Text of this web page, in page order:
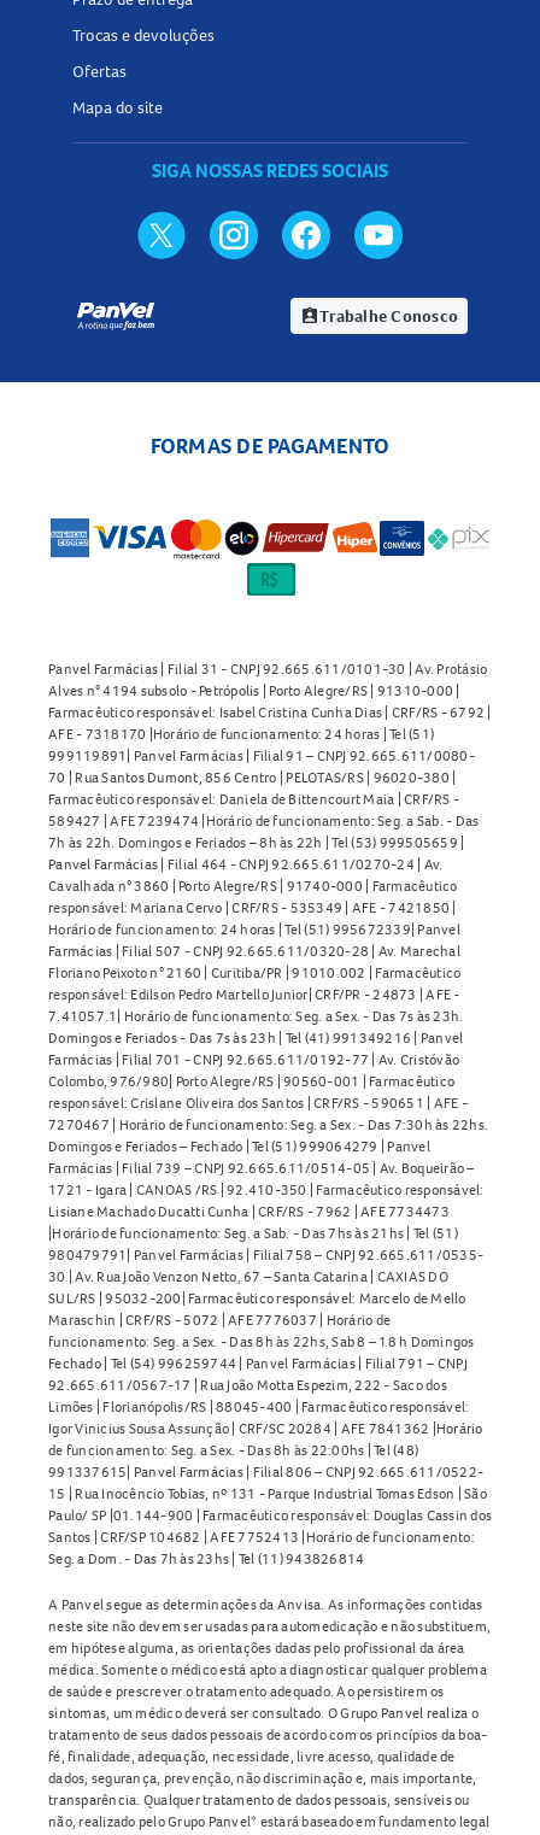
Trocas e devoluções
Ofertas
Mapa do site
SIGA NOSSAS REDES SOCIAIS
assignment_indTrabalhe Conosco
FORMAS DE PAGAMENTO
Panvel Farmácias | Filial 31 - CNPJ 92.665.611/0101-30 | Av. Protásio
Alves n° 4194 subsolo - Petrópolis | Porto Alegre/RS | 91310-000 |
Farmacêutico responsável: Isabel Cristina Cunha Dias | CRF/RS - 6792 |
AFE - 7318170 |Horário de funcionamento: 24 horas | Tel (51)
999119891| Panvel Farmácias | Filial 91 – CNPJ 92.665.611/0080-
70 | Rua Santos Dumont, 856 Centro | PELOTAS/RS | 96020-380 |
Farmacêutico responsável: Daniela de Bittencourt Maia | CRF/RS -
589427 | AFE 7239474 |Horário de funcionamento: Seg. a Sab. - Das
7h às 22h. Domingos e Feriados – 8h às 22h | Tel (53) 999505659 |
Panvel Farmácias | Filial 464 - CNPJ 92.665.611/0270-24 | Av.
Cavalhada n° 3860 | Porto Alegre/RS | 91740-000 | Farmacêutico
responsável: Mariana Cervo | CRF/RS - 535349 | AFE - 7421850 |
Horário de funcionamento: 24 horas | Tel (51) 995672339| Panvel
Farmácias | Filial 507 - CNPJ 92.665.611/0320-28 | Av. Marechal
Floriano Peixoto n° 2160 | Curitiba/PR | 91010.002 | Farmacêutico
responsável: Edilson Pedro Martello Junior| CRF/PR - 24873 | AFE -
7.41057.1| Horário de funcionamento: Seg. a Sex. - Das 7s às 23h.
Domingos e Feriados - Das 7s às 23h | Tel (41) 991349216 | Panvel
Farmácias | Filial 701 - CNPJ 92.665.611/0192-77 | Av. Cristóvão
Colombo, 976/980| Porto Alegre/RS | 90560-001 | Farmacêutico
responsável: Crislane Oliveira dos Santos | CRF/RS - 590651 | AFE -
7270467 | Horário de funcionamento: Seg. a Sex. - Das 7:30h às 22hs.
Domingos e Feriados – Fechado | Tel (51) 999064279 | Panvel
Farmácias | Filial 739 – CNPJ 92.665.611/0514-05 | Av. Boqueirão –
1721 - Igara | CANOAS /RS | 92.410-350 | Farmacêutico responsável:
Lisiane Machado Ducatti Cunha | CRF/RS - 7962 | AFE 7734473
|Horário de funcionamento: Seg. a Sab. - Das 7hs às 21hs | Tel (51)
980479791| Panvel Farmácias | Filial 758 – CNPJ 92.665.611/0535-
30 | Av. Rua João Venzon Netto, 67 – Santa Catarina | CAXIAS DO
SUL/RS | 95032-200| Farmacêutico responsável: Marcelo de Mello
Maraschin | CRF/RS - 5072 | AFE 7776037 | Horário de
funcionamento: Seg. a Sex. - Das 8h às 22hs, Sab 8 – 18 h Domingos
Fechado | Tel (54) 996259744 | Panvel Farmácias | Filial 791 – CNPJ
92.665.611/0567-17 | Rua João Motta Espezim, 222 - Saco dos
Limões | Florianópolis/RS | 88045-400 | Farmacêutico responsável:
Igor Vinicius Sousa Assunção | CRF/SC 20284 | AFE 7841362 |Horário
de funcionamento: Seg. a Sex. - Das 8h às 22:00hs | Tel (48)
991337615| Panvel Farmácias | Filial 806 – CNPJ 92.665.611/0522-
15 | Rua Inocêncio Tobias, nº 131 - Parque Industrial Tomas Edson | São
Paulo/ SP |01.144-900 | Farmacêutico responsável: Douglas Cassin dos
Santos | CRF/SP 104682 | AFE 7752413 |Horário de funcionamento:
Seg. a Dom. - Das 7h às 23hs | Tel (11) 943826814
A Panvel segue as determinações da Anvisa. As informações contidas
neste site não devem ser usadas para automedicação e não substituem,
em hipótese alguma, as orientações dadas pelo profissional da área
médica. Somente o médico está apto a diagnosticar qualquer problema
de saúde e prescrever o tratamento adequado. Ao persistirem os
sintomas, um médico deverá ser consultado. O Grupo Panvel realiza o
tratamento de seus dados pessoais de acordo com os princípios da boa-
fé, finalidade, adequação, necessidade, livre acesso, qualidade de
dados, segurança, prevenção, não discriminação e, mais importante,
transparência. Qualquer tratamento de dados pessoais, sensíveis ou
não, realizado pelo Grupo Panvel* estará baseado em fundamento legal